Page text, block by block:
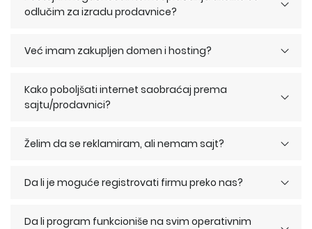
odlučim za izradu prodavnice?
Već imam zakupljen domen i hosting?
Kako poboljšati internet saobraćaj prema
sajtu/prodavnici?
Želim da se reklamiram, ali nemam sajt?
Da li je moguće registrovati firmu preko nas?
Da li program funkcioniše na svim operativnim